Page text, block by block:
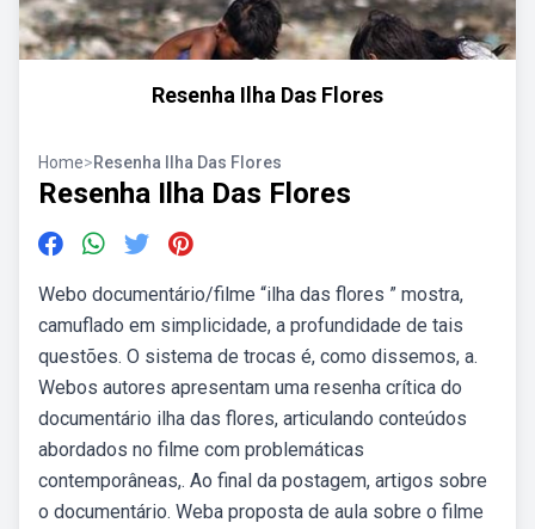
Resenha Ilha Das Flores
Home>Resenha Ilha Das Flores
Resenha Ilha Das Flores
Webo documentário/filme “ilha das flores ” mostra,
camuflado em simplicidade, a profundidade de tais
questões. O sistema de trocas é, como dissemos, a.
Webos autores apresentam uma resenha crítica do
documentário ilha das flores, articulando conteúdos
abordados no filme com problemáticas
contemporâneas,. Ao final da postagem, artigos sobre
o documentário. Weba proposta de aula sobre o filme